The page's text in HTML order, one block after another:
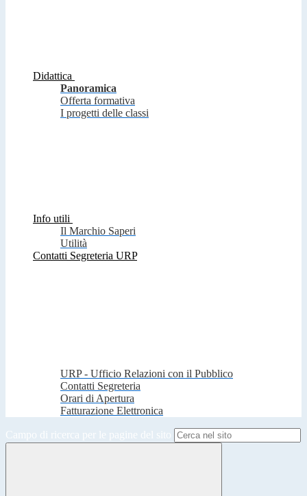
Didattica
Panoramica
Offerta formativa
I progetti delle classi
Info utili
Il Marchio Saperi
Utilità
Contatti Segreteria URP
URP - Ufficio Relazioni con il Pubblico
Contatti Segreteria
Orari di Apertura
Fatturazione Elettronica
Campo di ricerca per le pagine del sito